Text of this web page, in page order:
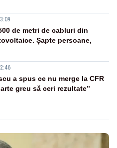
de metri de cabluri din
Șapte persoane,
a spus ce nu merge la CFR
greu să ceri rezultate”